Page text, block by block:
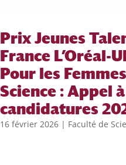
Prix Jeunes
France L’Oréal-
Pour les
Science : Appel à
candidatures
16 février 2026 | Faculté de